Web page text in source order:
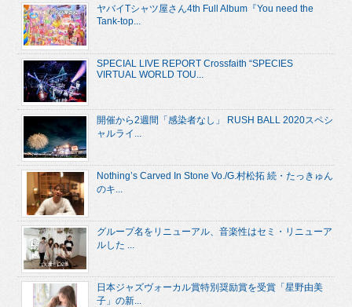
ヤバイTシャツ屋さん4th Full Album『You need the
Tank-top...
SPECIAL LIVE REPORT Crossfaith “SPECIES
VIRTUAL WORLD TOU...
開催から2週間「感染者なし」 RUSH BALL 2020スペシ
ャルライ...
Nothing’s Carved In Stone Vo./G.村松拓 続・たっきゅん
のキ...
グループ名をリニューアル、音楽性はセミ・リニューア
ルした ...
日本ジャズヴォーカル賞特別奨励賞を受賞「星野由美
子」の新...